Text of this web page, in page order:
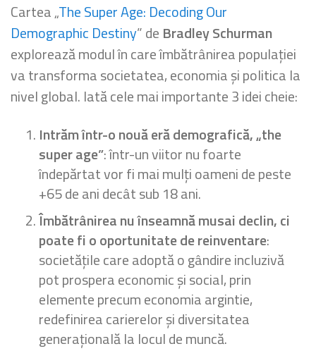
Cartea „The Super Age: Decoding Our
Demographic Destiny” de Bradley Schurman
explorează modul în care îmbătrânirea populației
va transforma societatea, economia și politica la
nivel global. Iată cele mai importante 3 idei cheie:
Intrăm într-o nouă eră demografică, „the
super age”: într-un viitor nu foarte
îndepărtat vor fi mai mulți oameni de peste
+65 de ani decât sub 18 ani.
Îmbătrânirea nu înseamnă musai declin, ci
poate fi o oportunitate de reinventare:
societățile care adoptă o gândire incluzivă
pot prospera economic și social, prin
elemente precum economia argintie,
redefinirea carierelor și diversitatea
generațională la locul de muncă.